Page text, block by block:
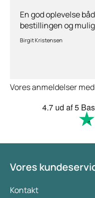
En god oplevelse
bestillingen og
stille spørgsmål hvis
behov for det.Hurtig
Birgit Kristensen
Vores anmeldelser
4.7 ud af 5
Vores
Kontakt